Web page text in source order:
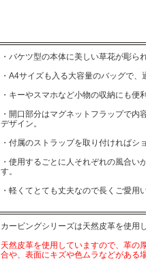
・バケツ型の本体に美しい草花が彫ら
・A4サイズも入る大容量のバッグで、
・キーやスマホなど小物の収納にも便
・開口部分はマグネットフラップで
デザイン。
・付属のストラップを取り付ければシ
・使用するごとに人それぞれの風合い
す。
・軽くてとても丈夫なので長くご愛用
カービングシリーズは天然皮革を使用
天然皮革を使用していますので、革の
合や、表面にキズや色ムラなどがある